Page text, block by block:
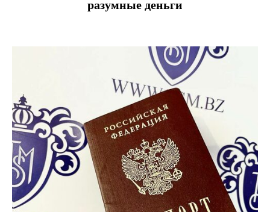
разумныеденьги